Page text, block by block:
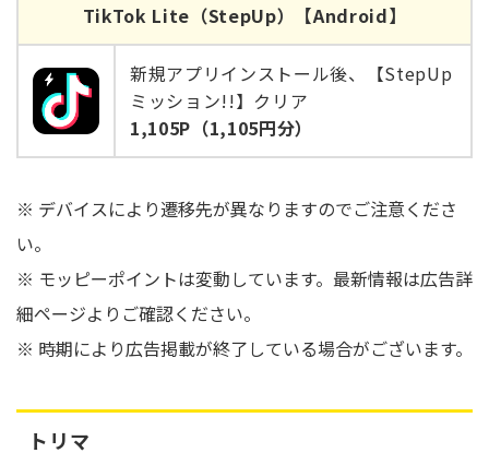
TikTok Lite（StepUp）【Android】
新規アプリインストール後、【StepUp
ミッション!!】クリア
1,105P（1,105円分）
※ デバイスにより遷移先が異なりますのでご注意くださ
い。
※ モッピーポイントは変動しています。最新情報は広告詳
細ページよりご確認ください。
※ 時期により広告掲載が終了している場合がございます。
トリマ